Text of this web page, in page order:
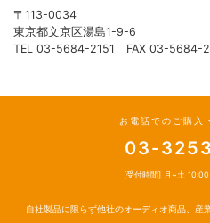
〒113-0034
東京都文京区湯島1-9-6
TEL 03-5684-2151 FAX 03-5684-
お電話でのご購入
03-
[受付時間] 月~土
自社製品に限らず他社のオーディオ商品、産